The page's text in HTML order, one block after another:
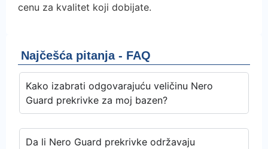
cenu za kvalitet koji dobijate.
Najčešća pitanja - FAQ
Kako izabrati odgovarajuću veličinu Nero
Guard prekrivke za moj bazen?
Da li Nero Guard prekrivke održavaju